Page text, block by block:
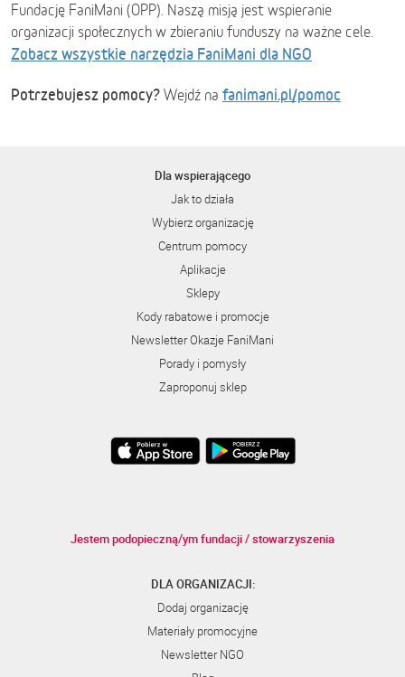
Fundację FaniMani (OPP). Naszą misją jest wspieranie
organizacji społecznych w zbieraniu funduszy na ważne cele.
Zobacz wszystkie narzędzia FaniMani dla NGO
Potrzebujesz pomocy? Wejdź na fanimani.pl/pomoc
Dla wspierającego
Jak to działa
Wybierz organizację
Centrum pomocy
Aplikacje
Sklepy
Kody rabatowe i promocje
Newsletter Okazje FaniMani
Porady i pomysły
Zaproponuj sklep
Jestem podopieczną/ym fundacji / stowarzyszenia
DLA ORGANIZACJI:
Dodaj organizację
Materiały promocyjne
Newsletter NGO